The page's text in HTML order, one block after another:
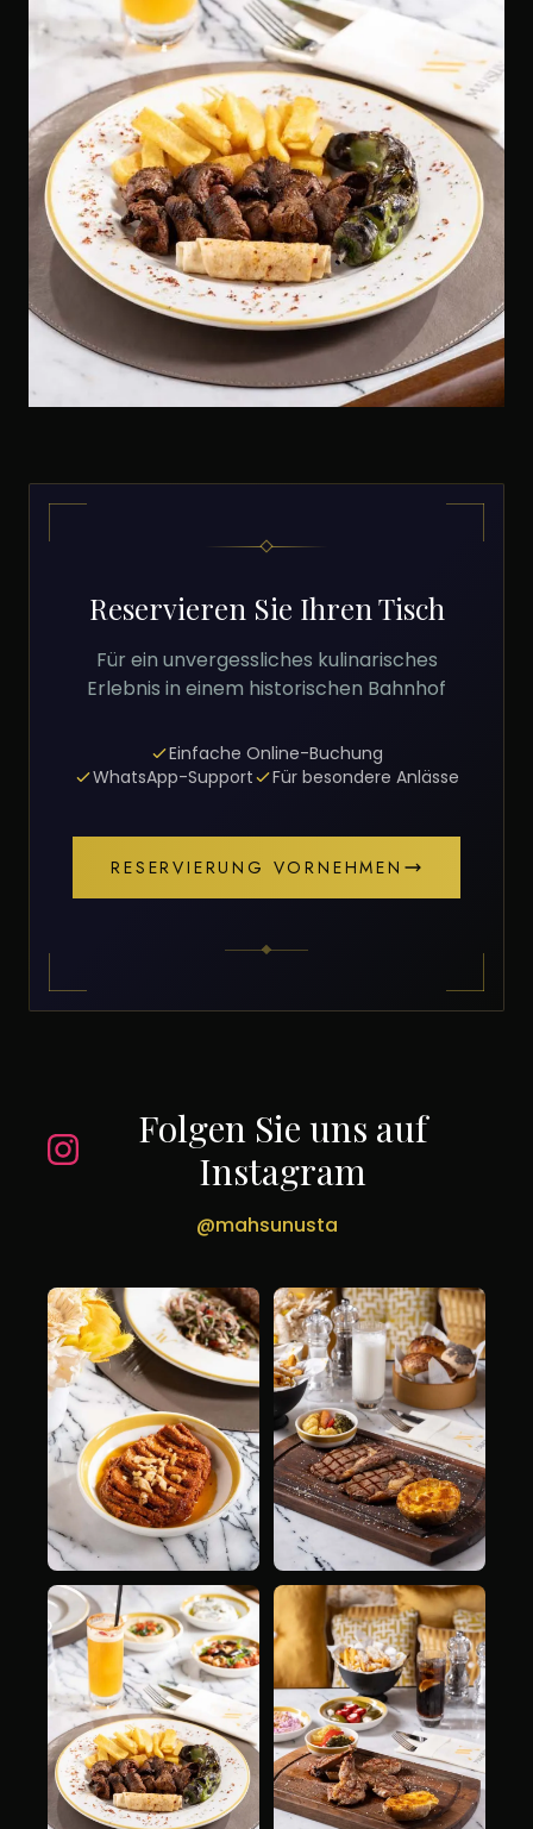
Reservieren Sie Ihren Tisch
Für ein unvergessliches kulinarisches
Erlebnis in einem historischen Bahnhof
Einfache Online-Buchung
WhatsApp-Support
Für besondere Anlässe
RESERVIERUNG VORNEHMEN
Folgen Sie uns auf
Instagram
@mahsunusta